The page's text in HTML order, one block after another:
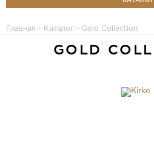
Главная - Каталог - Gold Collection
GOLD